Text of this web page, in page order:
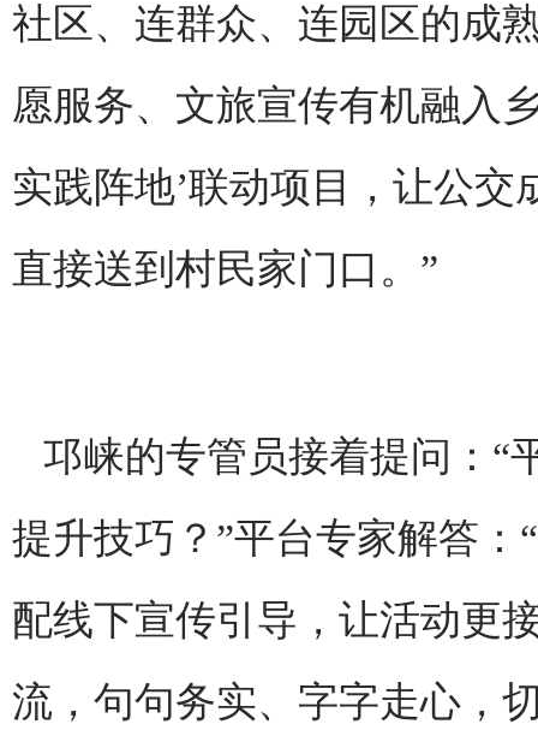
社区、连群众、连园区的成
愿服务、文旅宣传有机融入
实践阵地’联动项目，让公
直接送到村民家门口。”
邛崃的专管员接着提问：“
提升技巧？”平台专家解答
配线下宣传引导，让活动更
流，句句务实、字字走心，